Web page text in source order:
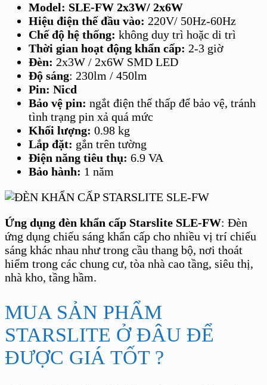
Model: SLE-FW 2x3W/ 2x6W
Hiệu điện thế đầu vào: 220V/ 50Hz-60Hz
Chế độ hệ thống: không duy trì hoặc di trì
Thời gian hoạt động khẩn cấp: 2-3 giờ
Đèn: 2x3W / 2x6W SMD LED
Độ sáng: 230lm / 450lm
Pin: Nicd
Bảo vệ pin: ngắt điện thế thấp để bảo vệ, tránh
tình trạng pin xả quá mức
Khối lượng: 0.98 kg
Lắp đặt: gắn trên tường
Điện năng tiêu thụ: 6.9 VA
Bảo hành: 1 năm
Ứng dụng đèn khẩn cấp Starslite SLE-FW: Đèn
ứng dụng chiếu sáng khẩn cấp cho nhiều vị trí chiếu
sáng khác nhau như trong cầu thang bộ, nơi thoát
hiểm trong các chung cư, tòa nhà cao tầng, siêu thị,
nhà kho, tầng hầm.
MUA SẢN PHẨM
STARSLITE Ở ĐÂU ĐỂ
ĐƯỢC GIÁ TỐT ?